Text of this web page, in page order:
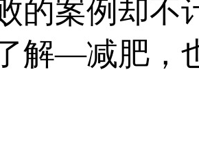
的案例却不
解—减肥，